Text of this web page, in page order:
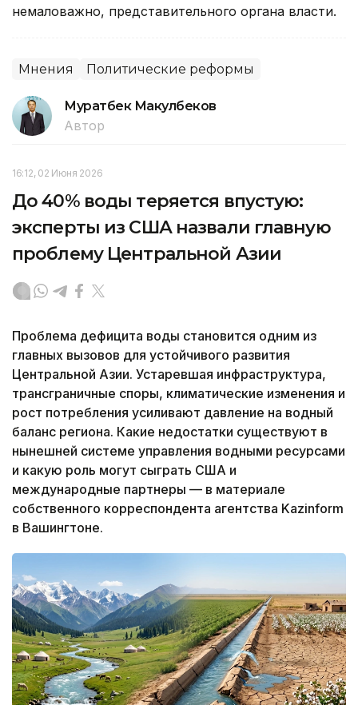
немаловажно, представительного органа власти.
Мнения Политические реформы
Муратбек Макулбеков
Автор
16:12, 02 Июня 2026
До 40% воды теряется впустую:
эксперты из США назвали главную
проблему Центральной Азии
Проблема дефицита воды становится одним из
главных вызовов для устойчивого развития
Центральной Азии. Устаревшая инфраструктура,
трансграничные споры, климатические изменения и
рост потребления усиливают давление на водный
баланс региона. Какие недостатки существуют в
нынешней системе управления водными ресурсами
и какую роль могут сыграть США и
международные партнеры — в материале
собственного корреспондента агентства Kazinform
в Вашингтоне.